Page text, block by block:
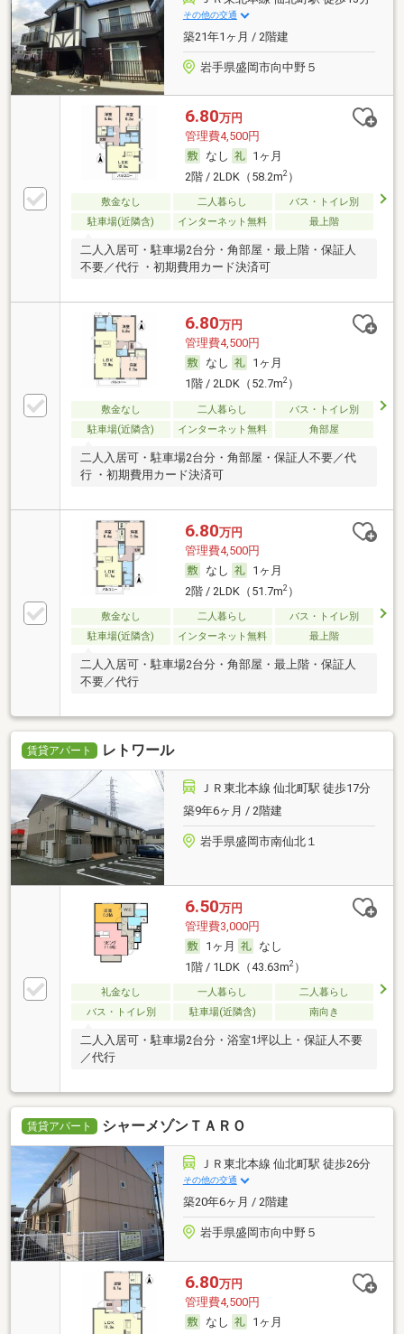
その他の交通
築21年1ヶ月 / 2階建
岩手県盛岡市向中野５
6.80万円
管理費4,500円
なし
1ヶ月
2階 / 2LDK（58.2m2）
敷金なし 二人暮らし
バス・トイレ別
駐車場(近隣含)
インターネット無料 最上階
二人入居可・駐車場2台分・角部屋・最上階・保証人
不要／代行 ・初期費用カード決済可
6.80万円
管理費4,500円
なし
1ヶ月
1階 / 2LDK（52.7m2）
敷金なし 二人暮らし
バス・トイレ別
駐車場(近隣含)
インターネット無料 角部屋
二人入居可・駐車場2台分・角部屋・保証人不要／代
行 ・初期費用カード決済可
6.80万円
管理費4,500円
なし
1ヶ月
2階 / 2LDK（51.7m2）
敷金なし 二人暮らし
バス・トイレ別
駐車場(近隣含)
インターネット無料 最上階
二人入居可・駐車場2台分・角部屋・最上階・保証人
不要／代行
賃貸アパート レトワール
ＪＲ東北本線 仙北町駅 徒歩17分
築9年6ヶ月 / 2階建
岩手県盛岡市南仙北１
6.50万円
管理費3,000円
1ヶ月
なし
1階 / 1LDK（43.63m2）
礼金なし 一人暮らし
二人暮らし
バス・トイレ別
駐車場(近隣含) 南向き
二人入居可・駐車場2台分・浴室1坪以上・保証人不要
／代行
賃貸アパート シャーメゾンＴＡＲＯ
ＪＲ東北本線 仙北町駅 徒歩26分
その他の交通
築20年6ヶ月 / 2階建
岩手県盛岡市向中野５
6.80万円
管理費4,500円
なし
1ヶ月